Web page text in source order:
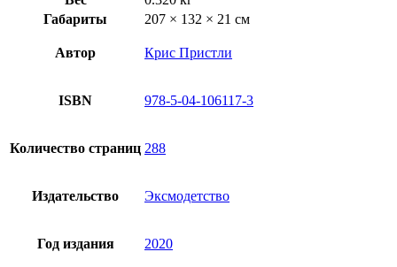
Габариты
207 × 132 × 21 см
Автор Крис Пристли
ISBN 978-5-04-106117-3
Количество страниц 288
Издательство Эксмодетство
Год издания 2020